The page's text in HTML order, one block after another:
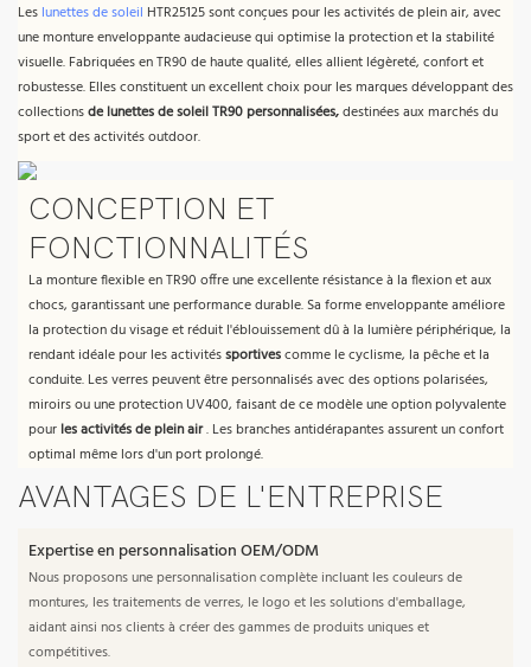
Les lunettes de soleil HTR25125 sont conçues pour les activités de plein air, avec
une monture enveloppante audacieuse qui optimise la protection et la stabilité
visuelle. Fabriquées en TR90 de haute qualité, elles allient légèreté, confort et
robustesse. Elles constituent un excellent choix pour les marques développant des
collectionsde lunettes de soleil TR90 personnalisées,destinées aux marchés du
sport et des activités outdoor.
CONCEPTION ET
FONCTIONNALITÉS
La monture flexible en TR90 offre une excellente résistance à la flexion et aux
chocs, garantissant une performance durable. Sa forme enveloppante améliore
la protection du visage et réduit l'éblouissement dû à la lumière périphérique, la
rendant idéale pour les activitéssportivescomme le cyclisme, la pêche et la
conduite. Les verres peuvent être personnalisés avec des options polarisées,
miroirs ou une protection UV400, faisant de ce modèle une option polyvalente
pour les activités de plein air. Les branches antidérapantes assurent un confort
optimal même lors d'un port prolongé.
AVANTAGES DE L'ENTREPRISE
Expertise en personnalisation OEM/ODM
Nous proposons une personnalisation complète incluant les couleurs de
montures, les traitements de verres, le logo et les solutions d'emballage,
aidant ainsi nos clients à créer des gammes de produits uniques et
compétitives.